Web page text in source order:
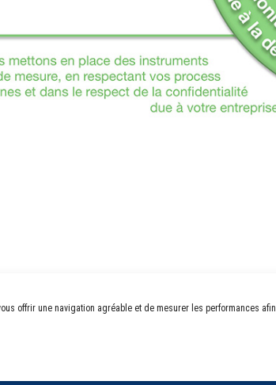
offrir une navigation agréable et de mesurer les performances afin